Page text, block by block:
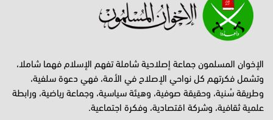
الإخوان المسلمون جماعة إصلاحية شاملة تفهم الإسلام فهما شاملا،
وتشمل فكرتهم كل نواحي الإصلاح في الأمة، فهي دعوة سلفية،
وطريقة سُنية، وحقيقة صوفية، وهيئة سياسية، وجماعة رياضية، ورابطة
علمية ثقافية، وشركة اقتصادية، وفكرة اجتماعية.